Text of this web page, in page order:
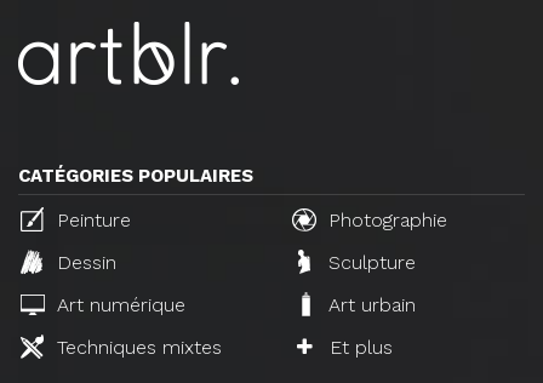
CATÉGORIES POPULAIRES
Peinture
Photographie
Dessin
Sculpture
Art numérique
Art urbain
Techniques mixtes
Et plus